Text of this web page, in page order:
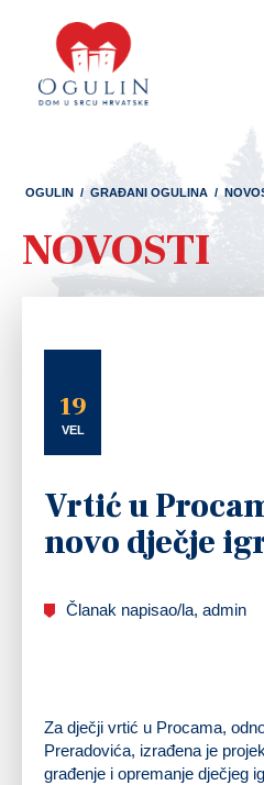
OGULIN / GRAĐANI OGULINA /
NOVOSTI
19
VEL
Vrtić u
novo dječje
Članak napisao/la, admin
Za dječji vrtić u Procama,
Preradovića, izrađena je
građenje i opremanje dječjeg